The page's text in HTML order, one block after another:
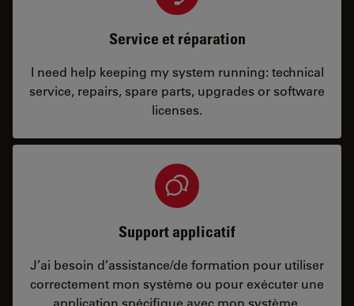
Service et réparation
I need help keeping my system running: technical
service, repairs, spare parts, upgrades or software
licenses.
Support applicatif
J’ai besoin d’assistance/de formation pour utiliser
correctement mon système ou pour exécuter une